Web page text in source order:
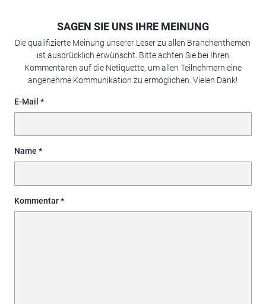
SAGEN SIE UNS IHRE MEINUNG
Die qualifizierte Meinung unserer Leser zu allen Branchenthemen
ist ausdrücklich erwünscht. Bitte achten Sie bei Ihren
Kommentaren auf die Netiquette, um allen Teilnehmern eine
angenehme Kommunikation zu ermöglichen. Vielen Dank!
E-Mail
Name
Kommentar